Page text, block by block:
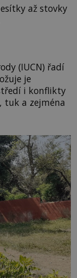
až stovky
(IUCN) řadí
je
i konflikty
tuk a zejména